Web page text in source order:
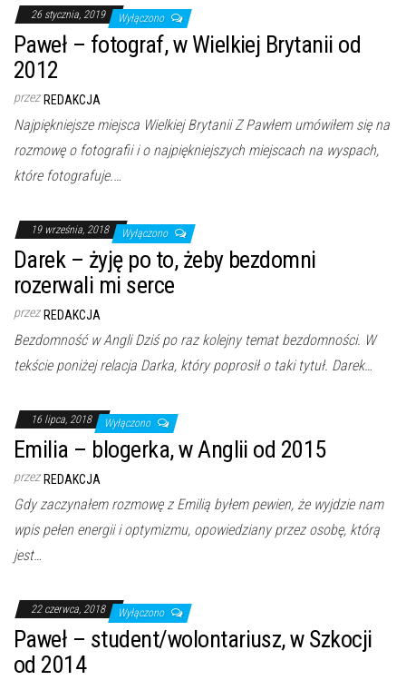
26 stycznia, 2019 Wyłączono
Paweł – fotograf, w Wielkiej Brytanii od
2012
przez REDAKCJA
Najpiękniejsze miejsca Wielkiej Brytanii Z Pawłem umówiłem się na
rozmowę o fotografii i o najpiękniejszych miejscach na wyspach,
które fotografuje.…
19 września, 2018 Wyłączono
Darek – żyję po to, żeby bezdomni
rozerwali mi serce
przez REDAKCJA
Bezdomność w Angli Dziś po raz kolejny temat bezdomności. W
tekście poniżej relacja Darka, który poprosił o taki tytuł. Darek…
16 lipca, 2018 Wyłączono
Emilia – blogerka, w Anglii od 2015
przez REDAKCJA
Gdy zaczynałem rozmowę z Emilią byłem pewien, że wyjdzie nam
wpis pełen energii i optymizmu, opowiedziany przez osobę, którą
jest…
22 czerwca, 2018 Wyłączono
Paweł – student/wolontariusz, w Szkocji
od 2014